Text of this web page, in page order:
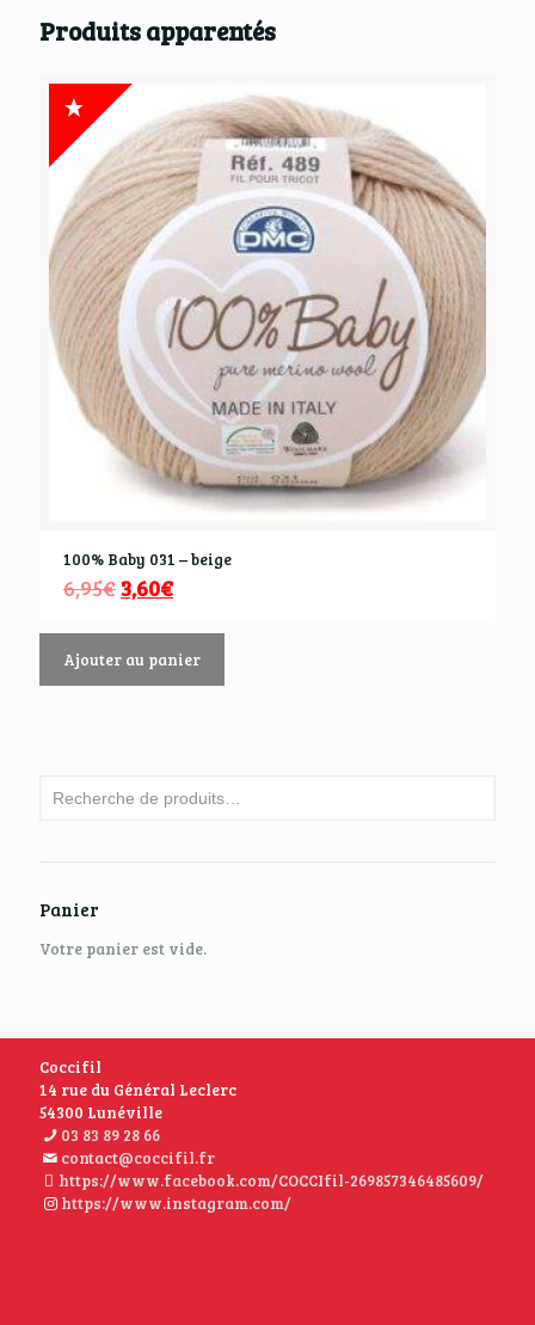
Produits apparentés
100% Baby 031 – beige
6,95€3,60€
Ajouter au panier
Panier
Votre panier est vide.
Coccifil
14 rue du Général Leclerc
54300 Lunéville
03 83 89 28 66
contact@coccifil.fr
https://www.facebook.com/COCCIfil-269857346485609/
https://www.instagram.com/